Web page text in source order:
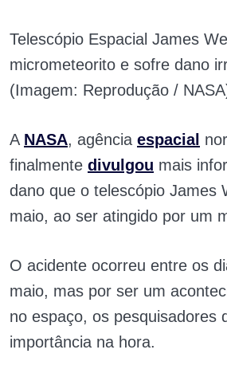
Telescópio Espacial James
micrometeorito e sofre dano
(Imagem: Reprodução /
A NASA, agência espacial
finalmente divulgou mais
dano que o telescópio James
maio, ao ser atingido por um
O acidente ocorreu entre os
maio, mas por ser um
no espaço, os pesquisadores
importância na hora.